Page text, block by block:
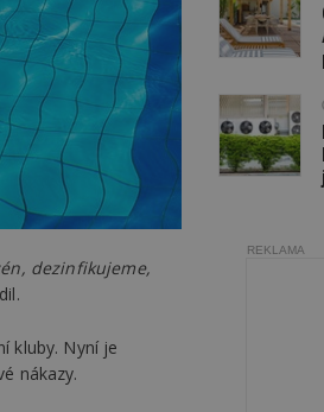
dezinfikujeme,
kluby. Nyní je
nákazy.
REKLAMA